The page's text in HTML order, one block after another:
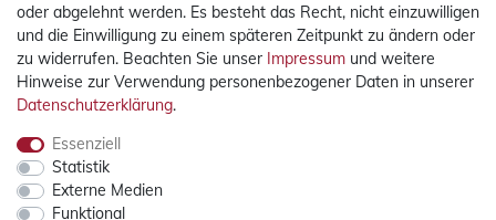
Rechtliches
Widerrufsrecht
Widerrufsformular
Impressum
Datenschutzerklärung
AGB
oder abgelehnt werden. Es besteht das Recht, nicht einzuwilligen
und die Einwilligung zu einem späteren Zeitpunkt zu ändern oder
zu widerrufen. Beachten Sie unser Impressum und weitere
Hinweise zur Verwendung personenbezogener Daten in unserer
Daten­schutz­erklärung.
Essenziell
Statistik
Externe Medien
Funktional